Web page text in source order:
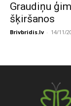
Graudiņu
šķiršanos
Brivbridis.lv - 14/11/